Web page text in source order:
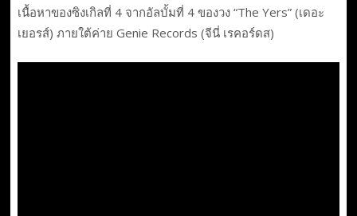
เนื้อหาของซิงเกิลที่ 4 จากอัลบั้มที่ 4 ของวง “The Yers” (เดอะ
เยอรส์) ภายใต้ค่าย Genie Records (จีนี่ เรคอร์ดส)